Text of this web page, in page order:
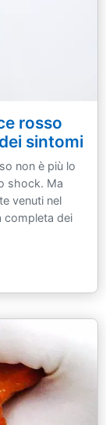
rosso
sintomi
non è più lo
shock. Ma
venuti nel
completa dei